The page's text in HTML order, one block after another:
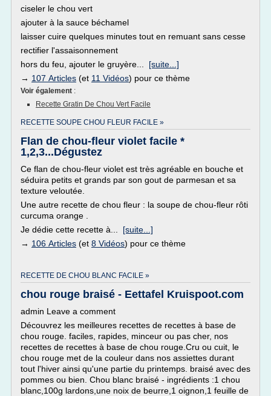
ciseler le chou vert
ajouter à la sauce béchamel
laisser cuire quelques minutes tout en remuant sans cesse
rectifier l'assaisonnement
hors du feu, ajouter le gruyère... [suite...]
→ 107 Articles (et 11 Vidéos) pour ce thème
Voir également :
Recette Gratin De Chou Vert Facile
RECETTE SOUPE CHOU FLEUR FACILE »
Flan de chou-fleur violet facile *
1,2,3...Dégustez
Ce flan de chou-fleur violet est très agréable en bouche et
séduira petits et grands par son gout de parmesan et sa
texture veloutée.
Une autre recette de chou fleur : la soupe de chou-fleur rôti
curcuma orange .
Je dédie cette recette à... [suite...]
→ 106 Articles (et 8 Vidéos) pour ce thème
RECETTE DE CHOU BLANC FACILE »
chou rouge braisé - Eettafel Kruispoot.com
admin Leave a comment
Découvrez les meilleures recettes de recettes à base de
chou rouge. faciles, rapides, minceur ou pas cher, nos
recettes de recettes à base de chou rouge.Cru ou cuit, le
chou rouge met de la couleur dans nos assiettes durant
tout l'hiver ainsi qu'une partie du printemps. braisé avec des
pommes ou bien. Chou blanc braisé - ingrédients :1 chou
blanc,100g lardons,une noix de beurre,1 oignon,1 feuille de